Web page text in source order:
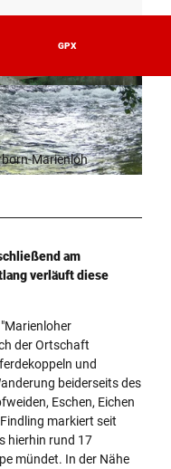
Paderborn e.V., K. Schäfer |
CC-BY
GPX
Marienloh
am
verläuft diese
der Ortschaft
und
beiderseits des
Eschen, Eichen
markiert seit
hierhin rund 17
mündet. In der Nähe